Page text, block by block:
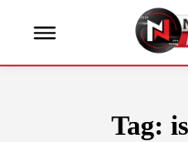
Tag: